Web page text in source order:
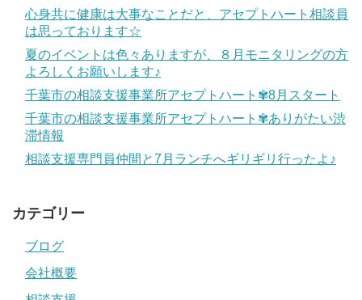
心身共に健康は大事なことだと、アセプトハート相談員
は思っております☆
夏のイベントは色々ありますが、８月モニタリングの方
よろしくお願いします♪
千葉市の相談支援事業所アセプトハート✾8月スタート
千葉市の相談支援事業所アセプトハート✾ありがたい渋
滞情報
相談支援専門員仲間と7月ランチへギリギリ行ったよ♪
カテゴリー
ブログ
会社概要